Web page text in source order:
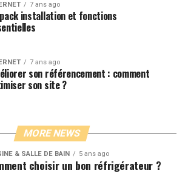
7 ans ago
installation et fonctions
7 ans ago
son référencement : comment
son site ?
MORE NEWS
& SALLE DE BAIN 5 ans ago
choisir un bon réfrigérateur ?